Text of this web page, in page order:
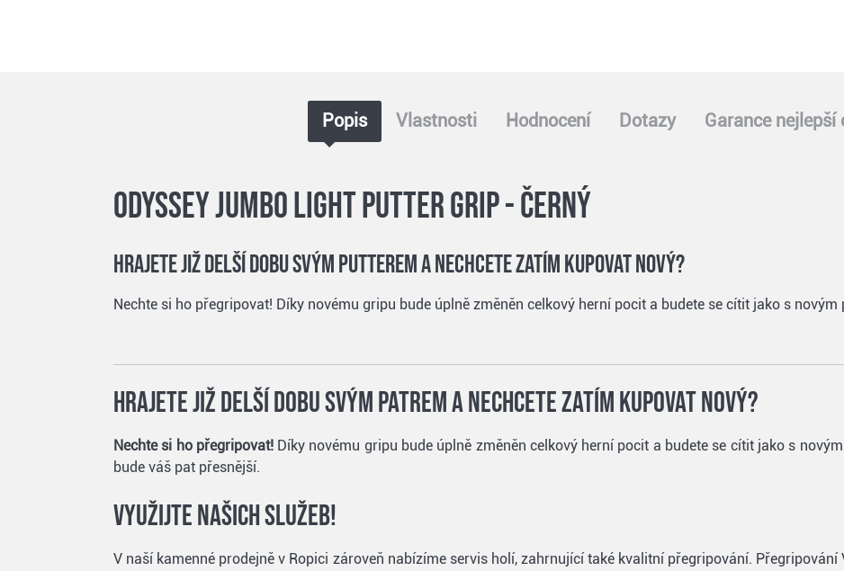
Popis Vlastnosti Hodnocení Dotazy Garance nejlepší
Odyssey Jumbo Light putter grip - černý
Hrajete již delší dobu svým putterem a nechcete zatím kupovat nový?
Nechte si ho přegripovat! Díky novému gripu bude úplně změněn celkový herní pocit a budete se cítit jako s novým
Hrajete již delší dobu svým patrem a nechcete zatím kupovat nový?
Nechte si ho přegripovat!Díky novému gripu bude úplně změněn celkový herní pocit a budete se cítit jako s
bude váš pat přesnější.
Využijte našich služeb!
V naší kamenné prodejně v Ropici zároveň nabízíme servis holí, zahrnující také kvalitní přegripování.